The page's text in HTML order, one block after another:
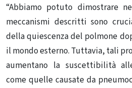
“Abbiamo potuto dimostrare
meccanismi descritti sono
della quiescenza del polmone
il mondo esterno. Tuttavia, tali
aumentano la suscettibilità
come quelle causate da